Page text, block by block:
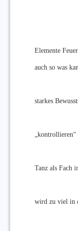
Elemente
auch so was
starkes
Tanz als Fach
wird zu viel in